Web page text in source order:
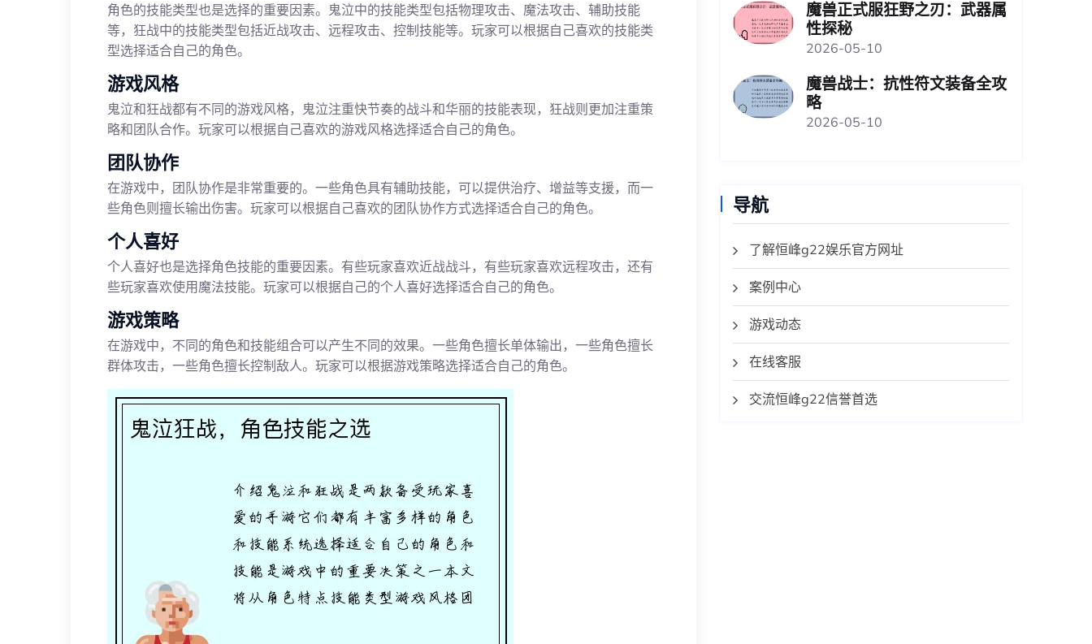
角色的技能类型也是选择的重要因素。鬼泣中的技能类型包括物理攻击、魔法攻击、辅助技能
等，狂战中的技能类型包括近战攻击、远程攻击、控制技能等。玩家可以根据自己喜欢的技能类
型选择适合自己的角色。
游戏风格
鬼泣和狂战都有不同的游戏风格，鬼泣注重快节奏的战斗和华丽的技能表现，狂战则更加注重策
略和团队合作。玩家可以根据自己喜欢的游戏风格选择适合自己的角色。
团队协作
在游戏中，团队协作是非常重要的。一些角色具有辅助技能，可以提供治疗、增益等支援，而一
些角色则擅长输出伤害。玩家可以根据自己喜欢的团队协作方式选择适合自己的角色。
个人喜好
个人喜好也是选择角色技能的重要因素。有些玩家喜欢近战战斗，有些玩家喜欢远程攻击，还有
些玩家喜欢使用魔法技能。玩家可以根据自己的个人喜好选择适合自己的角色。
游戏策略
在游戏中，不同的角色和技能组合可以产生不同的效果。一些角色擅长单体输出，一些角色擅长
群体攻击，一些角色擅长控制敌人。玩家可以根据游戏策略选择适合自己的角色。
魔兽正式服狂野之刃：武器属
性探秘
2026-05-10
魔兽战士：抗性符文装备全攻
略
2026-05-10
导航
了解恒峰g22娱乐官方网址
案例中心
游戏动态
在线客服
交流恒峰g22信誉首选